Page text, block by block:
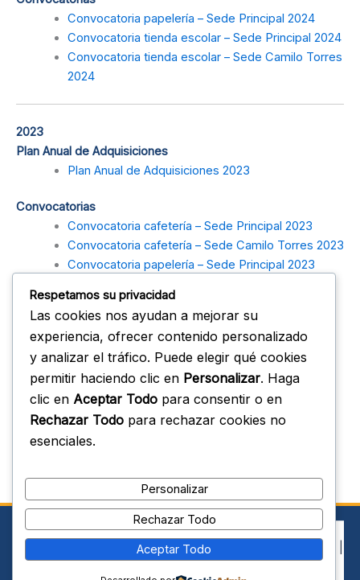
Convocatoria papelería – Sede Principal 2024
Convocatoria tienda escolar – Sede Principal 2024
Convocatoria tienda escolar – Sede Camilo Torres
2024
2023
Plan Anual de Adquisiciones
Plan Anual de Adquisiciones 2023
Convocatorias
Convocatoria cafetería – Sede Principal 2023
Convocatoria cafetería – Sede Camilo Torres 2023
Convocatoria papelería – Sede Principal 2023
Nueva convocatoria arriendo cafetería TAV 2023
Estudios previos
Invitación pública
Resultados de evaluación
Resultado evaluación – Cafetería Sede Principal
2023
Resultado evaluación – Cafetería Sede Principal
Todos los derechos © 2026 IEMT Teodoro Aya Villaveces |
Respetamos su privacidad
Las cookies nos ayudan a mejorar su
experiencia, ofrecer contenido personalizado
y analizar el tráfico. Puede elegir qué cookies
permitir haciendo clic en Personalizar. Haga
clic en Aceptar Todo para consentir o en
Rechazar Todo para rechazar cookies no
esenciales.
Personalizar
Rechazar Todo
Aceptar Todo